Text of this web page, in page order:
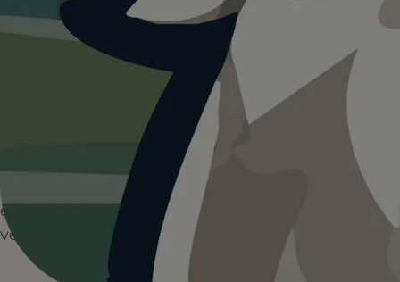
0+
WANDERUNGEN
0+
RESTAURANTS
Regensburg ist ein wunderbares Ziel für
Ausflüge mit Hund – hier könnt Ihr
historische Altstadtatmosphäre mit
entspannten Spaziergängen in der Natur
verbinden.